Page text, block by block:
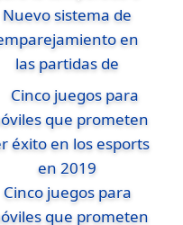
Nuevo sistema de
en
las partidas de
Cinco juegos para
que prometen